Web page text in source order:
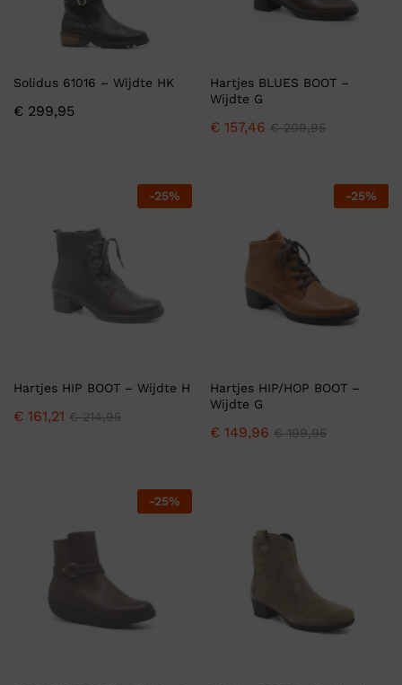
Solidus 61016 – Wijdte HK
€ 299,95
Hartjes BLUES BOOT –
Wijdte G
€ 157,46 €209,95
-25%
Hartjes HIP BOOT – Wijdte H
€ 161,21 €214,95
-25%
Hartjes HIP/HOP BOOT –
Wijdte G
€ 149,96 €199,95
-25%